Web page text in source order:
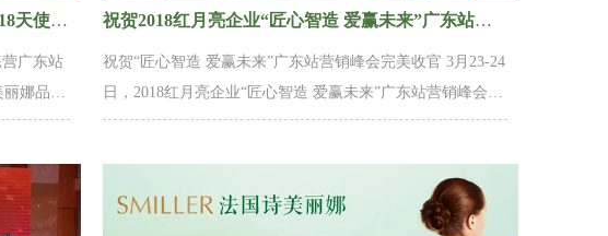
专家才是赢家，诗美丽娜【皮肤管理师】2018天使训练营广东站圆满结束！
广东站
天使训练
落实到
客更满
祝贺2018红月亮企业“匠心智造 爱赢未来”广东站营销峰会完美收官
祝贺“匠心智造 爱赢未来”广东站营销峰会完美收官 3月23-24
日，2018红月亮企业“匠心智造 爱赢未来”广东站营销峰会在
广东鹤山凤凰碧桂园酒店盛大举办，与现场100多家新老店
SMILLER诗美丽娜植物方程定制系列盛大发布，以“植物精
准美容大师”（一人一方 分时分治）的全新定位，包装、效